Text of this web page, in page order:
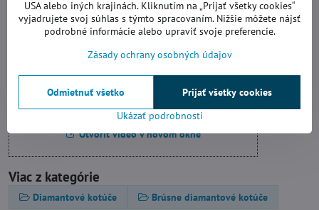
Prajete si načítať Youtube video?
Povoliť tentokrát
Povoliť a zapamätať - súhlas s druhom
cookie: Funkčné
Otvoriť video v novom okne
Viac z kategórie
Diamantové kotúče Brúsne diamantové kotúče
USA alebo iných krajinách. Kliknutím na „Prijať všetky cookies“
vyjadrujete svoj súhlas s týmto spracovaním. Nižšie môžete nájsť
podrobné informácie alebo upraviť svoje preferencie.
Zásady ochrany osobných údajov
Ukázať podrobnosti
Prijať všetky cookies
Odmietnuť všetko